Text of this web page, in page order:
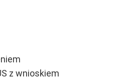
z wnioskiem